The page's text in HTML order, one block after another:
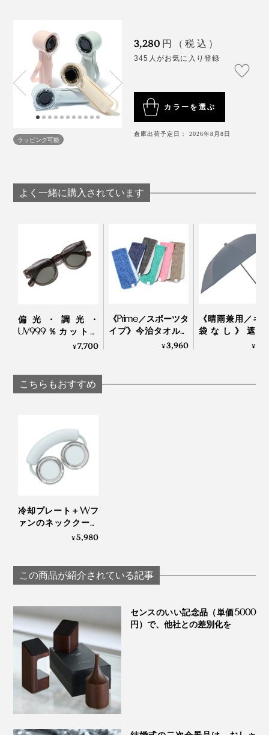
充電は付属のUSB TypeC-A ケーブルを使用。約2時間で
。充電バッテリーやPCからも充電可能で
※ 出力5V/2A以上の電源アダプタ（別売）を使用してください。それ以下の出力の
ものを使用する場合は、充電速度が遅くなります。
底もシリコンなので、デスクでも自立も可能。卓上ファ
ンとしても使えます。
４色。LEDディスプレイのスタイリッシュさも手伝っ
て、男女問わずCOOLに持てます。
「ダスティピンク」「ライトベージュ」「ミントグリー
ン」「アイスブルー」、あなたはどのカラーで涼みます
か？
風だけに当たり続けると、返って熱中症の危険が高まる
ため、濡れタオルと併用した方がいいそうです。
警視庁警備部災害対策課の公式X（旧twitterより）
ひんやり今治タオル」との相性は抜群だと思うので、
今年の夏はセット使いで乗り切りたい！
付属品：充電用USB-A to Cケーブル
保証：１年間
外装サイズ：約高さ175×幅62×奥行き58 mm
※ 充電・使用時間は目安です。使用頻度・条件(温度・環境など)により上下
します。
※ 出力5V/2A以上の電源アダプタ（別売）をお使いください。それ以下の出
力のものを使用する場合は、充電速度が遅くなります。
※ 充電中や使用中は熱が発生する場合があります。充電しながらの使用は
お控えください。
ラッピング可能
3,280 円（税込）
345人がお気に入り登録
カラーを選ぶ
倉庫出荷予定日： 2026年8月8日
よく一緒に購入されています
偏光・調光・
UV99.9％カットの
「おしゃれグラス」
¥7,700
《Prime／スポーツタ
イプ》今治タオルと
冷感生地のハイブリ
¥3,960
《晴雨兼用／ギ
袋なし》遮
100％、折り畳
¥
こちらもおすすめ
冷却プレート＋Wフ
ァンのネッククーラ
ー｜Neck Band Fan
¥5,980
この商品が紹介されている記事
センスのいい記念品（単価5000
円）で、他社との差別化を